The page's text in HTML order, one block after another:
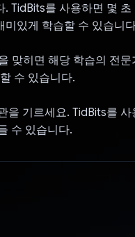
TidBits를 사용하면 몇 초
미있게 학습할 수 있습니
맞히면 해당 학습의 전문
수 있습니다.
을 기르세요. TidBits를 사
수 있습니다.